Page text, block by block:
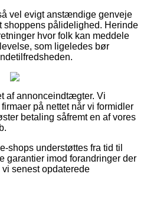
vel evigt anstændige genveje
shoppens pålidelighed. Herinde
hvor folk kan meddele
som ligeledes bør
af annonceindtægter. Vi
på nettet når vi formidler
betaling såfremt en af vores
shops understøttes fra tid til
garantier imod forandringer der
senest opdaterede